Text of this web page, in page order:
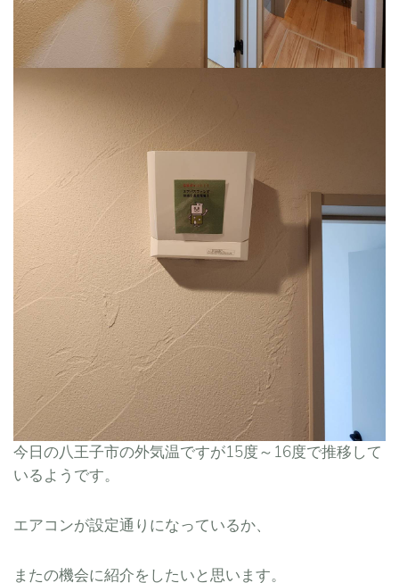
今日の八王子市の外気温ですが15度～16度で推移して
いるようです。
エアコンが設定通りになっているか、
またの機会に紹介をしたいと思います。